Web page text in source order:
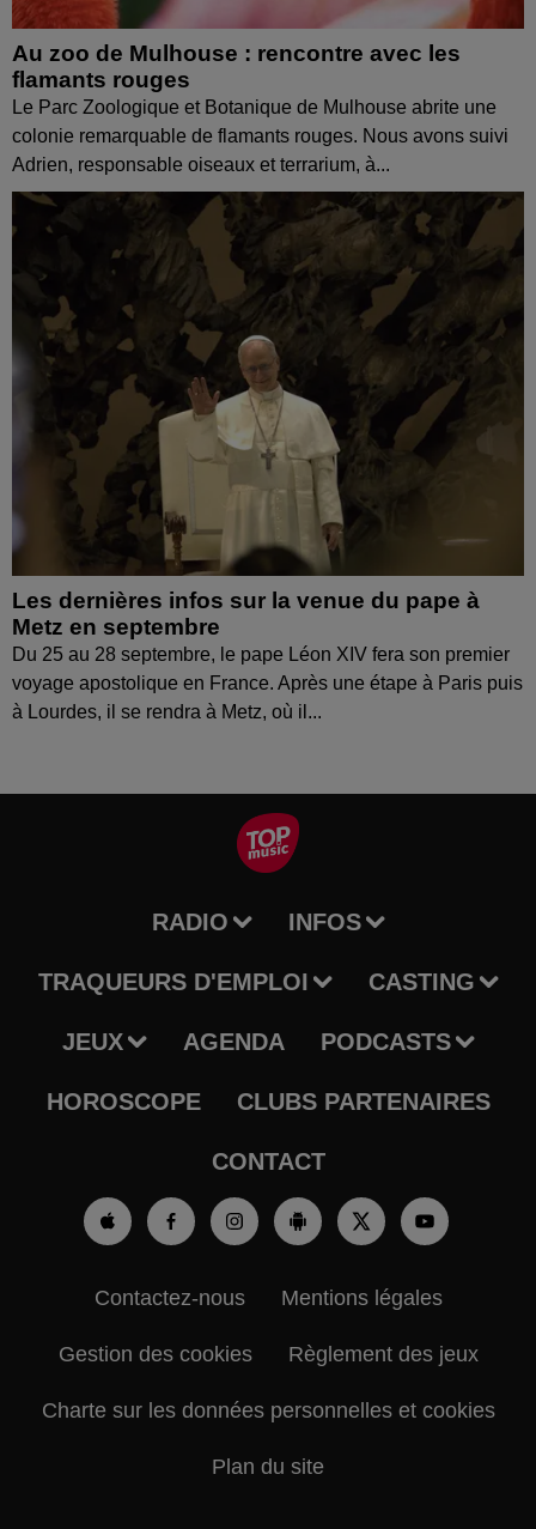
Au zoo de Mulhouse : rencontre avec les
flamants rouges
Le Parc Zoologique et Botanique de Mulhouse abrite une
colonie remarquable de flamants rouges. Nous avons suivi
Adrien, responsable oiseaux et terrarium, à...
Les dernières infos sur la venue du pape à
Metz en septembre
Du 25 au 28 septembre, le pape Léon XIV fera son premier
voyage apostolique en France. Après une étape à Paris puis
à Lourdes, il se rendra à Metz, où il...
RADIO INFOS
TRAQUEURS D'EMPLOI CASTING
JEUX AGENDA PODCASTS
HOROSCOPE CLUBS PARTENAIRES
CONTACT
Contactez-nous Mentions légales
Gestion des cookies Règlement des jeux
Charte sur les données personnelles et cookies
Plan du site